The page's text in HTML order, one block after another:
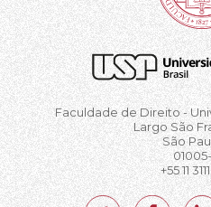
Faculdade de Direito -
Largo São
São
+55 11